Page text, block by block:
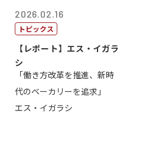
2026.02.16
トピックス
【レポート】エス・イガラ
シ
「働き方改革を推進、新時
代のベーカリーを追求」
エス・イガラシ